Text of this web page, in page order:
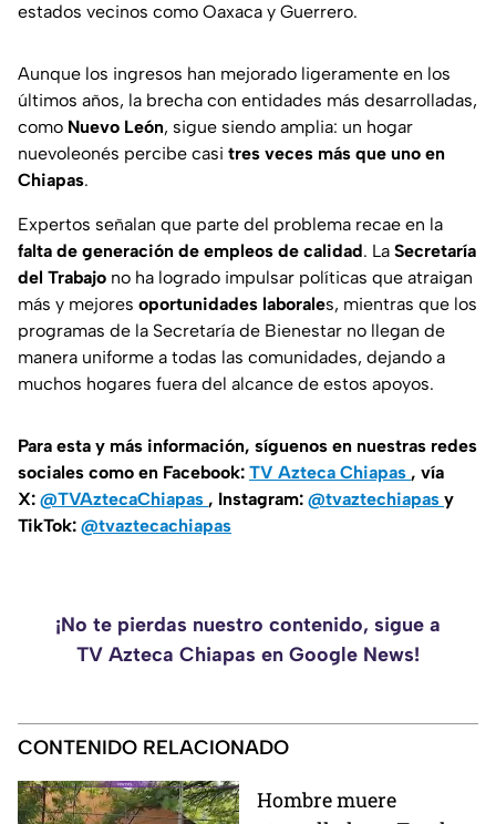
estados vecinos como Oaxaca y Guerrero.
Aunque los ingresos han mejorado ligeramente en los
últimos años, la brecha con entidades más desarrolladas,
como Nuevo León, sigue siendo amplia: un hogar
nuevoleonés percibe casi tres veces más que uno en
Chiapas.
Expertos señalan que parte del problema recae en la
falta de generación de empleos de calidad. La Secretaría
del Trabajo no ha logrado impulsar políticas que atraigan
más y mejores oportunidades laborales, mientras que los
programas de la Secretaría de Bienestar no llegan de
manera uniforme a todas las comunidades, dejando a
muchos hogares fuera del alcance de estos apoyos.
Para esta y más información, síguenos en nuestras redes
sociales como en Facebook: TV Azteca Chiapas , vía
X: @TVAztecaChiapas , Instagram: @tvaztechiapas y
TikTok: @tvaztecachiapas
¡No te pierdas nuestro contenido, sigue a
TV Azteca Chiapas en Google News!
CONTENIDO RELACIONADO
Hombre muere